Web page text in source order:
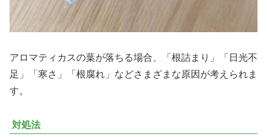
アロマティカスの葉が落ちる場合、「根詰まり」「日光不
足」「寒さ」「根腐れ」などさまざまな原因が考えられま
す。
対処法